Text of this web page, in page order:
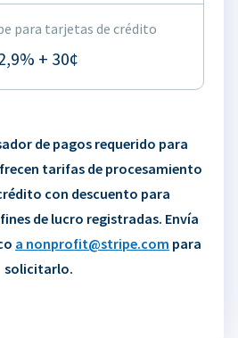
para tarjetas de crédito
+ 30¢
de pagos requerido para
tarifas de procesamiento
con descuento para
de lucro registradas. Envía
a nonprofit@stripe.com para
solicitarlo.